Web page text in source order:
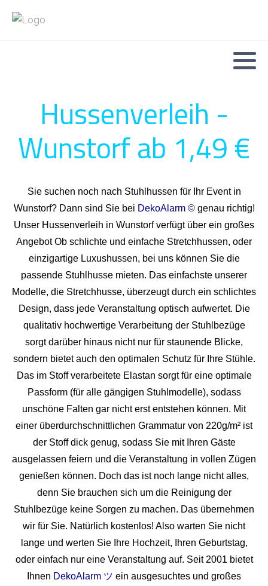
Hussenverleih -
Wunstorf ab 1,49 €
Sie suchen noch nach Stuhlhussen für Ihr Event in
Wunstorf? Dann sind Sie bei DekoAlarm ©genau richtig!
Unser Hussenverleih in Wunstorf verfügt über ein großes
Angebot Ob schlichte und einfache Stretchhussen, oder
einzigartige Luxushussen, bei uns können Sie die
passende Stuhlhusse mieten. Das einfachste unserer
Modelle, die Stretchhusse, überzeugt durch ein schlichtes
Design, dass jede Veranstaltung optisch aufwertet. Die
qualitativ hochwertige Verarbeitung der Stuhlbezüge
sorgt darüber hinaus nicht nur für staunende Blicke,
sondern bietet auch den optimalen Schutz für Ihre Stühle.
Das im Stoff verarbeitete Elastan sorgt für eine optimale
Passform (für alle gängigen Stuhlmodelle), sodass
unschöne Falten gar nicht erst entstehen können. Mit
einer überdurchschnittlichen Grammatur von 220g/m² ist
der Stoff dick genug, sodass Sie mit Ihren Gäste
ausgelassen feiern und die Veranstaltung in vollen Zügen
genießen können. Doch das ist noch lange nicht alles,
denn Sie brauchen sich um die Reinigung der
Stuhlbezüge keine Sorgen zu machen. Das übernehmen
wir für Sie. Natürlich kostenlos! Also warten Sie nicht
lange und werten Sie Ihre Hochzeit, Ihren Geburtstag,
oder einfach nur eine Veranstaltung auf. Seit 2001 bietet
Ihnen DekoAlarm ツ ein ausgesuchtes und großes